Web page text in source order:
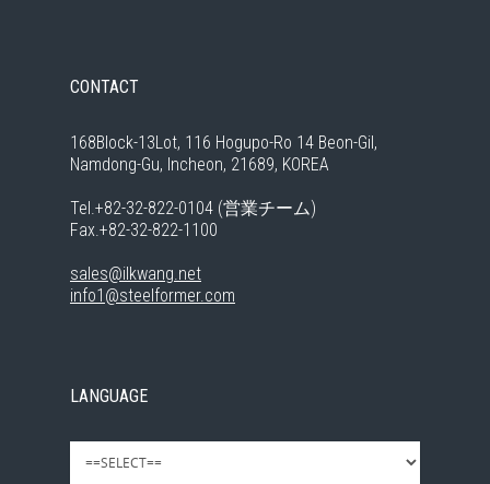
CONTACT
168Block-13Lot, 116 Hogupo-Ro 14 Beon-Gil,
Namdong-Gu, Incheon, 21689, KOREA
Tel.+82-32-822-0104 (営業チーム)
Fax.+82-32-822-1100
sales@ilkwang.net
info1@steelformer.com
LANGUAGE